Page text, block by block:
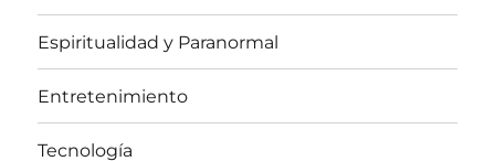
Espiritualidad y Paranormal
Entretenimiento
Tecnología